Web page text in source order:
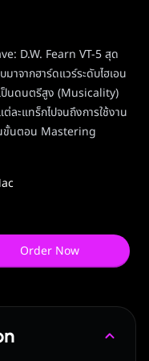
D.W. Fearn VT-5 สุด
จากฮาร์ดแวร์ระดับไฮเอน
ป็นดนตรีสูง (Musicality)
ละแทร็กไปจนถึงการใช้งาน
ขั้นตอน Mastering
Order Now